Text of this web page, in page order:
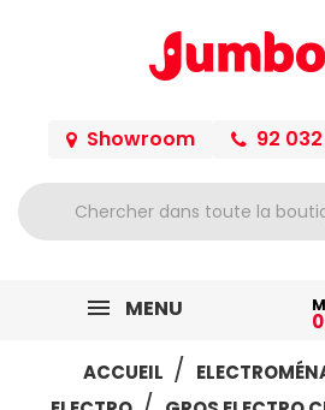
Showroom 92
MENU
ACCUEIL